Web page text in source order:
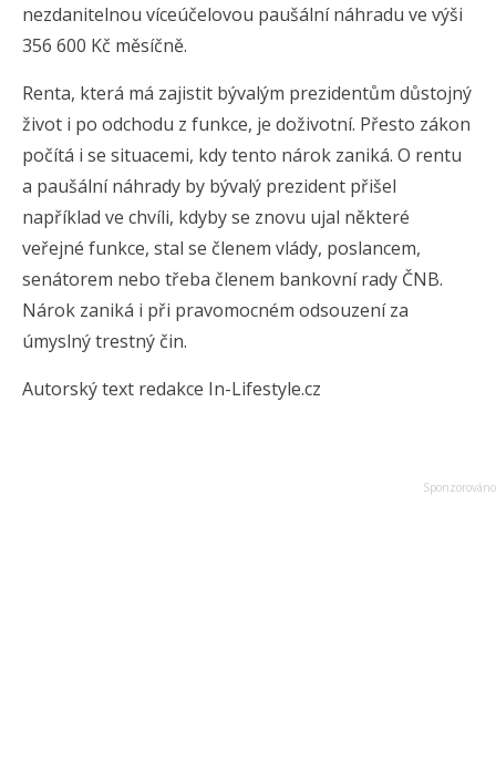
nezdanitelnou víceúčelovou paušální náhradu ve výši
356 600 Kč měsíčně.
Renta, která má zajistit bývalým prezidentům důstojný
život i po odchodu z funkce, je doživotní. Přesto zákon
počítá i se situacemi, kdy tento nárok zaniká. O rentu
a paušální náhrady by bývalý prezident přišel
například ve chvíli, kdyby se znovu ujal některé
veřejné funkce, stal se členem vlády, poslancem,
senátorem nebo třeba členem bankovní rady ČNB.
Nárok zaniká i při pravomocném odsouzení za
úmyslný trestný čin.
Autorský text redakce In-Lifestyle.cz